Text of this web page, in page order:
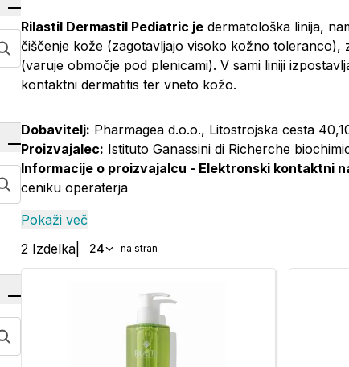
Rilastil Dermastil Pediatric je dermatološka linija,
čiščenje kože (zagotavljajo visoko kožno
(varuje območje pod plenicami). V sami liniji
kontaktni dermatitis ter vneto kožo.
Dobavitelj: Pharmagea d.o.o., Litostrojska cesta
Proizvajalec: Istituto Ganassini di Richerche
Informacije o proizvajalcu - Elektronski kontaktni
ceniku operaterja
Pokaži več
2 Izdelka 24 na stran